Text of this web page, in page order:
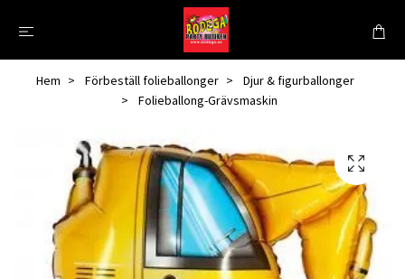
Hem Förbeställ folieballonger
Djur & figurballonger
Folieballong-Grävsmaskin